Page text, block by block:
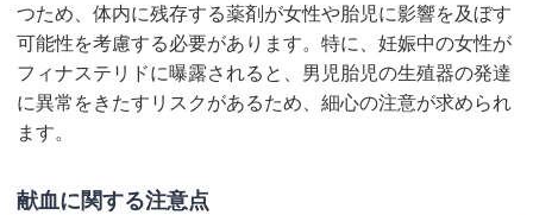
つため、体内に残存する薬剤が女性や胎児に影響を及ぼす
可能性を考慮する必要があります。特に、妊娠中の女性が
フィナステリドに曝露されると、男児胎児の生殖器の発達
に異常をきたすリスクがあるため、細心の注意が求められ
ます。
献血に関する注意点